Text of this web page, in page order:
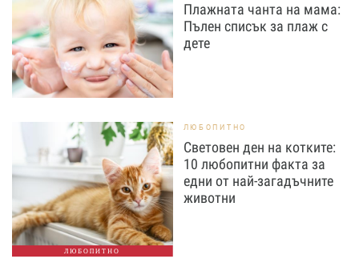
Плажната чанта на мама:
Пълен списък за плаж с
дете
ЛЮБОПИТНО
ЛЮБОПИТНО
Световен ден на котките:
10 любопитни факта за
едни от най-загадъчните
животни